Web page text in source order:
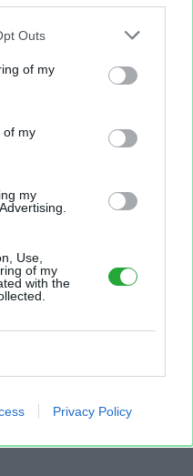
Outs
of my
of my
my
Use,
of my
with the
Privacy Policy
enfant